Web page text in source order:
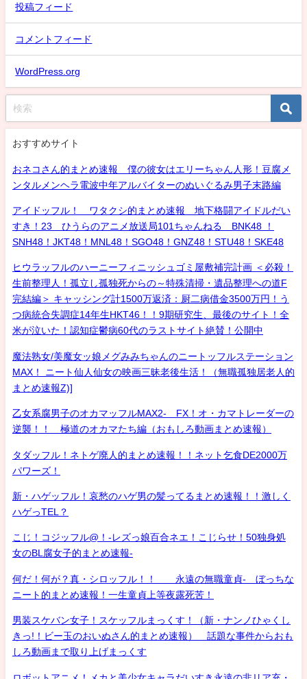
投稿フィード
コメントフィード
WordPress.org
おすすめサイト
おネコさん的まとめ速報 僕の彼女はエリーちゃん人形！豆腐メ
ンタルメンヘラ電波中年アルバイターのぬいぐるみ男子末路編
アイドッフル！ ワタクシ的まとめ速報 地下格闘アイドルだい
すき！23 ひうらのアニメ放送局101ちゃんねる BNK48 ！
SNH48！JKT48！MNL48！SGO48！GNZ48！STU48！SKE48
ヒウラッフルのハーニーフィニッシュゴミ屋敷補完計画 ＜必殺！
生前整理人！孤立し孤独死からの～特殊清掃・遺品整理への道F
完結編＞ キャッシング計1500万返済：厨二病借金3500万円！う
つ病統合失調症14年生HKT46！！9期研究生、最後のサイト！全
米が泣いた！認知症鬱病60代のラストサイト絶賛！公開中
魔法熟女/美魔女ッ娘メグみみちゃんのニートッフルステーション
MAX！ ニート仙人仙女の映画三昧老後生活！（無職孤独居老人的
まとめ速報Z)]
乙女系腐男子のオカマッフルMAX2- FX！オ・カマトレーダーの
逆襲！！ 極道のオカマたち編（おもしろ動画まとめ速報）
タダッフル！ネトゲ廃人的まとめ速報！！ネット乞食DE2000万
パワーズ！
新・ハゲッフル！哀愁のハゲ男の髪ってるまとめ速報！！激しく
ハゲっTEL？
こじ！コジッフル@！-レズっ娘百合ネエ！こじらせ！50独身処
女のBL腐女子的まとめ速報-
何だ！何が？真・シロッフル！！ 永遠の無職童貞- ぼっちな
ニート的まとめ速報！一生童貞上等夜露死苦！
男装スケバン女子！スケッフルまっくす！（新・ナンノひゃくし
きっ!！ビー玉のおいぬさん的まとめ速報） 話題な事件からおも
しろ動画まで取り上げまっくす